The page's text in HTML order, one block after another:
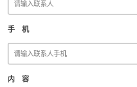
手 机
内 容